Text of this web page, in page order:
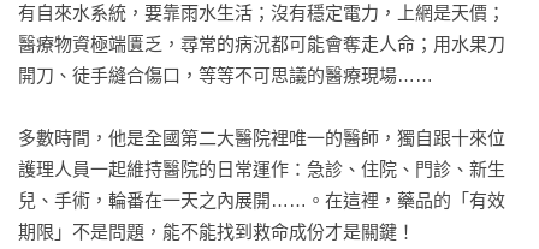
有自來水系統，要靠雨水生活；沒有穩定電力，上網是天價；
醫療物資極端匱乏，尋常的病況都可能會奪走人命；用水果刀
開刀、徒手縫合傷口，等等不可思議的醫療現場……
多數時間，他是全國第二大醫院裡唯一的醫師，獨自跟十來位
護理人員一起維持醫院的日常運作：急診、住院、門診、新生
兒、手術，輪番在一天之內展開……。在這裡，藥品的「有效
期限」不是問題，能不能找到救命成份才是關鍵！